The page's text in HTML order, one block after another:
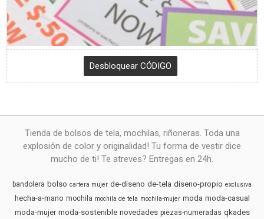
Tienda de bolsos de tela, mochilas, riñoneras. Toda una
explosión de color y originalidad! Tu forma de vestir dice
mucho de ti! Te atreves? Entregas en 24h.
bandolera bolso cartera mujer de-diseno de-tela diseno-propio exclusiva
hecha-a-mano mochila mochila de tela mochila-mujer moda moda-casual
moda-mujer moda-sostenible novedades piezas-numeradas qkades